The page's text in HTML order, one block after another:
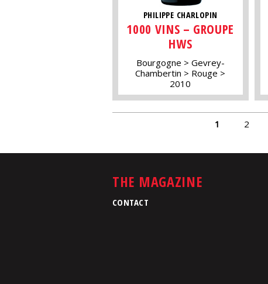
PHILIPPE CHARLOPIN
1000 VINS – GROUPE
HWS
Bourgogne
Gevrey-
Chambertin
Rouge
2010
1 2
THE MAGAZINE
CONTACT